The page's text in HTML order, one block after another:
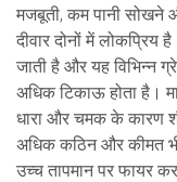
मजबूती, कम पानी सोखने
दीवार दोनों में
जाती है और यह विभिन्न
अधिक टिकाऊ होता है।
धारा और चमक के कारण
अधिक कठिन और कीमत
उच्च तापमान पर फायर